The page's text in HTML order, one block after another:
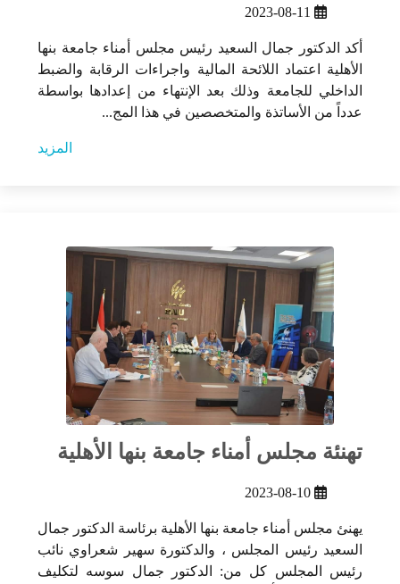
2023-08-11
أكد الدكتور جمال السعيد رئيس مجلس أمناء جامعة بنها
الأهلية اعتماد اللائحة المالية واجراءات الرقابة والضبط
الداخلي للجامعة وذلك بعد الإنتهاء من إعدادها بواسطة
عدداً من الأساتذة والمتخصصين في هذا المج...
المزيد
تهنئة مجلس أمناء جامعة بنها الأهلية
2023-08-10
يهنئ مجلس أمناء جامعة بنها الأهلية برئاسة الدكتور جمال
السعيد رئيس المجلس ، والدكتورة سهير شعراوي نائب
رئيس المجلس كل من: الدكتور جمال سوسه لتكليف